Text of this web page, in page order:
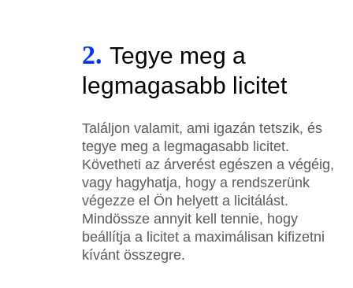
2. Tegye meg a
legmagasabb licitet
Találjon valamit, ami igazán tetszik, és
tegye meg a legmagasabb licitet.
Követheti az árverést egészen a végéig,
vagy hagyhatja, hogy a rendszerünk
végezze el Ön helyett a licitálást.
Mindössze annyit kell tennie, hogy
beállítja a licitet a maximálisan kifizetni
kívánt összegre.